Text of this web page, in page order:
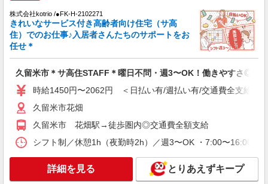
派遣社員
株式会社kotrio /●FK-H-2009774
毎日通うのが楽しみになる＊ホテルのような美
時給1450円〜2062円 ＜日払い有/週払い有/交
通費全支給(ガソリン代含む)＞
最寄り駅：西鉄久留米
キープ 詳細を見る
派遣社員
株式会社kotrio /●FK-H-2069242
久留米市＊幅広い世代が活動中！サ高住のサポ
株式会社kotrio /●FK-H-2102271
きれいなサービス付き高齢者向け住宅（サ高
住）でのお仕事♪入居者さんたちのサポートをお
任せ＊
久留米市＊サ高住STAFF＊曜日不問・週3〜OK！働きやすさ◎
時給1450円〜2062円 ＜日払い有/週払い有/交通費全支給(ガ
久留米市花畑
久留米市 花畑駅→徒歩圏内◎交通費全額支給
シフト制／休憩1h（夜勤時2h）／週3〜OK ・7:00〜16:00
詳細を見る とりあえずキープ